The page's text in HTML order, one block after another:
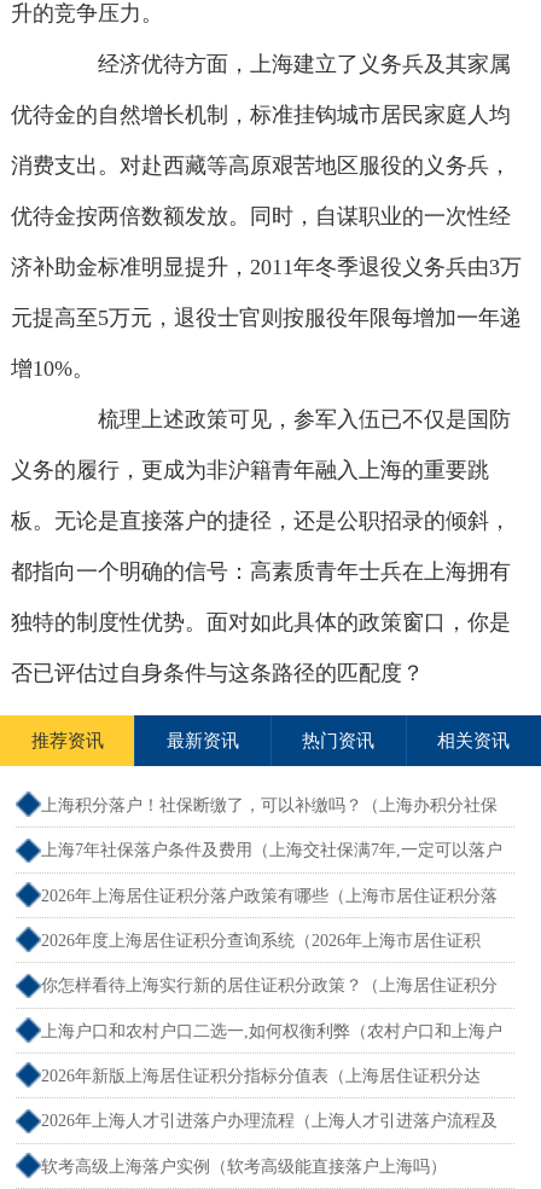
升的竞争压力。
经济优待方面，上海建立了义务兵及其家属
优待金的自然增长机制，标准挂钩城市居民家庭人均
消费支出。对赴西藏等高原艰苦地区服役的义务兵，
优待金按两倍数额发放。同时，自谋职业的一次性经
济补助金标准明显提升，2011年冬季退役义务兵由3万
元提高至5万元，退役士官则按服役年限每增加一年递
增10%。
梳理上述政策可见，参军入伍已不仅是国防
义务的履行，更成为非沪籍青年融入上海的重要跳
板。无论是直接落户的捷径，还是公职招录的倾斜，
都指向一个明确的信号：高素质青年士兵在上海拥有
独特的制度性优势。面对如此具体的政策窗口，你是
否已评估过自身条件与这条路径的匹配度？
推荐资讯 最新资讯 热门资讯 相关资讯
上海积分落户！社保断缴了，可以补缴吗？（上海办积分社保
断交需要重新计算吗）
上海7年社保落户条件及费用（上海交社保满7年,一定可以落户
吗？）
2026年上海居住证积分落户政策有哪些（上海市居住证积分落
户政策2026年）
2026年度上海居住证积分查询系统（2026年上海市居住证积
分）
你怎样看待上海实行新的居住证积分政策？（上海居住证积分
新规）
上海户口和农村户口二选一,如何权衡利弊（农村户口和上海户
口哪个值钱）
2026年新版上海居住证积分指标分值表（上海居住证积分达
标）
2026年上海人才引进落户办理流程（上海人才引进落户流程及
所需时间）
软考高级上海落户实例（软考高级能直接落户上海吗）